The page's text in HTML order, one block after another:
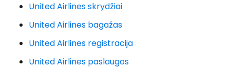
United Airlines skrydžiai
United Airlines bagažas
United Airlines registracija
United Airlines paslaugos